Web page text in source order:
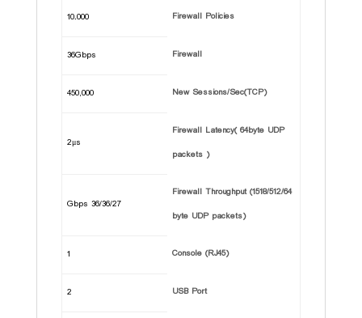
Firewall Policies
10.000
Firewall
36Gbps
New Sessions/Sec(TCP)
450,000
Firewall Latency( 64byte UDP
packets )
2μs
Firewall Throughput (1518/512/64
byte UDP packets)
36/36/27 Gbps
Console (RJ45)
1
USB Port
2